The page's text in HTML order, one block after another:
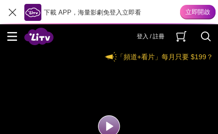
下載 APP，海量影劇免登入立即看
登入 / 註冊
「頻道+看片」每月只要 $199？